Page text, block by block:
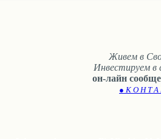
Живем в
Инвестируем в
он-лайн
● К О Н Т А